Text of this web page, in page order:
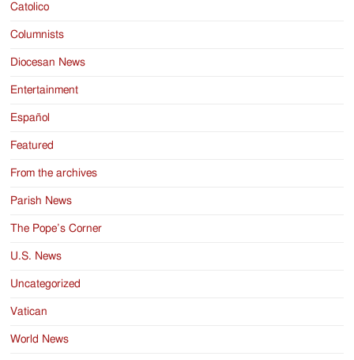
Catolico
Columnists
Diocesan News
Entertainment
Español
Featured
From the archives
Parish News
The Pope’s Corner
U.S. News
Uncategorized
Vatican
World News